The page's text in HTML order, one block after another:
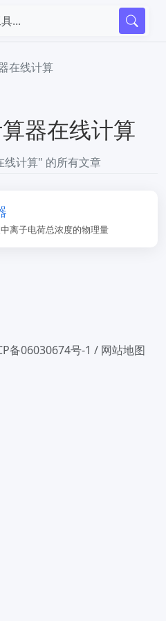
在线计算
器在线计算
线计算" 的所有文章
离子电荷总浓度的物理量
备06030674号-1 / 网站地图